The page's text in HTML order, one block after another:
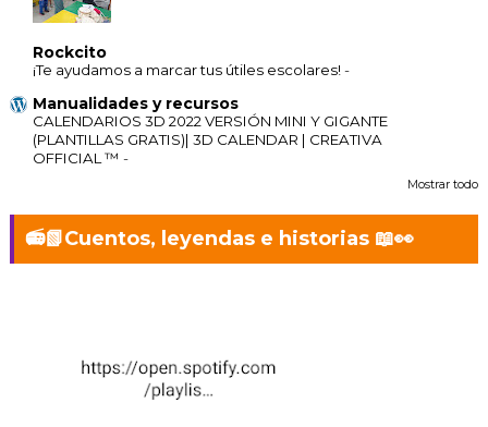
Rockcito
¡Te ayudamos a marcar tus útiles escolares! -
Manualidades y recursos
CALENDARIOS 3D 2022 VERSIÓN MINI Y GIGANTE
(PLANTILLAS GRATIS)| 3D CALENDAR | CREATIVA
OFFICIAL ™ -
Mostrar todo
📻📗Cuentos, leyendas e historias 📖👀